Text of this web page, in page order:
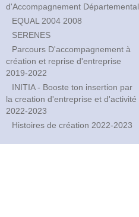
d'Accompagnement Départemental
EQUAL 2004 2008
SERENES
Parcours D'accompagnement à
création et reprise d'entreprise
2019-2022
INITIA - Booste ton insertion par
la creation d'entreprise et d'activité
2022-2023
Histoires de création 2022-2023